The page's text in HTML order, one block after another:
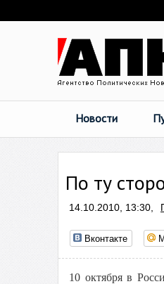
Новости
По ту
14.10.2010, 13:30,
Вконтакте
10 октября в